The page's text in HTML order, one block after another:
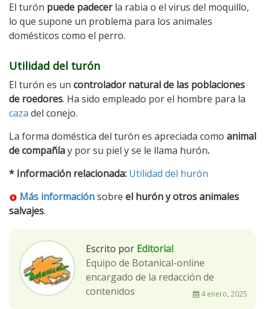
El turón puede padecerla rabia o el virus del moquillo,
lo que supone un problema para los animales
domésticos como el perro.
Utilidad del turón
El turón es un controlador natural de las poblaciones
de roedores. Ha sido empleado por el hombre para la
caza del conejo.
La forma doméstica del turón es apreciada como animal
de compañíay por su piel y se le llama hurón.
* Información relacionada: Utilidad del hurón
Más informaciónsobre el hurón y otros animales
salvajes.
Escrito por Editorial
Equipo de Botanical-online
encargado de la redacción de
contenidos
4 enero, 2025